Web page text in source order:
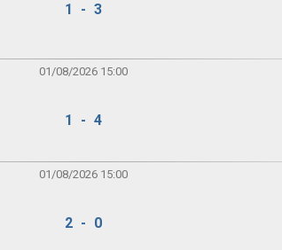
1 - 3
01/08/2026 15:00
1 - 4
01/08/2026 15:00
2 - 0